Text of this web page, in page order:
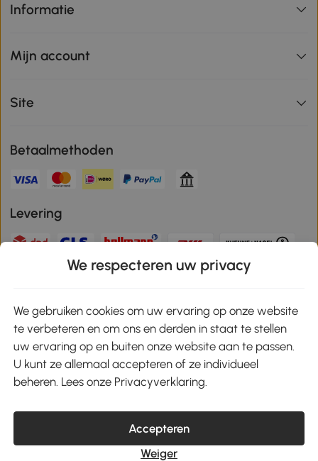
Informatie
Mijn account
Site
Betaalmethoden
Levering
Download de app en ontvang 10% korting!
Google Play
klantenservice@aosom.nl
We respecteren uw privacy
We gebruiken cookies om uw ervaring op onze website
te verbeteren en om ons en derden in staat te stellen
uw ervaring op en buiten onze website aan te passen.
U kunt ze allemaal accepteren of ze individueel
beheren. Lees onze Privacyverklaring.
Accepteren
Weiger